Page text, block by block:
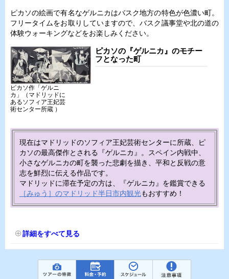
ピカソの絵画で有名なゲルニカはバスク地方の特色が色濃い町。
フリータイムをお取りしていますので、バスク議事堂や北の道の
体験ウォーキングなどをお楽しみください。
ピカソの『ゲルニカ』のモチー
フとなった町
ピカソ作「ゲルニ
カ」（マドリッドに
あるソフィア王妃芸
術センター所蔵 ）
現在はマドリッドのソフィア王妃芸術センターに所蔵、ピ
カソの最高傑作とされる『ゲルニカ』。スペイン内戦中、
小さなゲルニカの町を襲った悲劇を描き、平和と反戦の意
志を鮮烈に伝える作品です。
マドリッドに滞在予定の方は、『ゲルニカ』を鑑賞できる
［みゅう］のマドリッド半日市内観光もおすすめ！
詳細をすべて見る